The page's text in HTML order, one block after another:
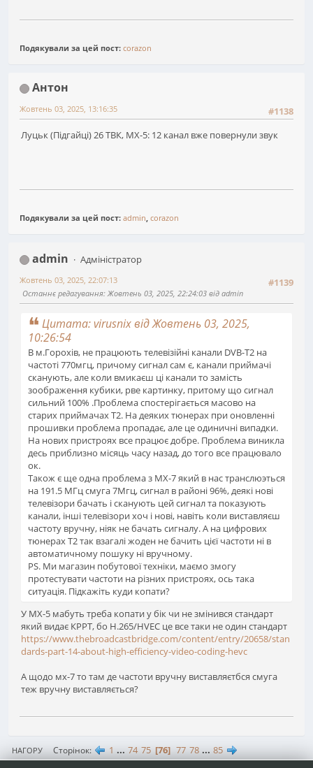
Подякували за цей пост: corazon
Антон
#1138
Жовтень 03, 2025, 13:16:35
Луцьк (Підгайці) 26 ТВК, MX-5: 12 канал вже повернули звук
Подякували за цей пост: admin, corazon
admin
Адміністратор
#1139
Жовтень 03, 2025, 22:07:13
Останнє редагування: Жовтень 03, 2025, 22:24:03 від admin
Цитата: virusnix від Жовтень 03, 2025,
10:26:54
В м.Горохів, не працюють телевізійні канали DVB-T2 на
частоті 770мгц, причому сигнал сам є, канали приймачі
сканують, але коли вмикаєш ці канали то замість
зоображення кубики, рве картинку, притому що сигнал
сильний 100% .Проблема спостерігається масово на
старих приймачах T2. На деяких тюнерах при оновленні
прошивки проблема пропадає, але це одиничні випадки.
На нових пристроях все працює добре. Проблема виникла
десь приблизно місяць часу назад, до того все працювало
ок.
Також є ще одна проблема з MX-7 який в нас транслюэться
на 191.5 МГц смуга 7Мгц, сигнал в районі 96%, деякі нові
телевізори бачать і сканують цей сигнал та показують
канали, інші телевізори хоч і нові, навіть коли виставляєш
частоту вручну, ніяк не бачать сигналу. А на цифрових
тюнерах T2 так взагалі жоден не бачить цієї частоти ні в
автоматичному пошуку ні вручному.
PS. Ми магазин побутової техніки, маємо змогу
протестувати частоти на різних пристроях, ось така
ситуація. Підкажіть куди копати?
У МХ-5 мабуть треба копати у бік чи не змінився стандарт
який видає КРРТ, бо H.265/HVEC це все таки не один стандарт
https://www.thebroadcastbridge.com/content/entry/20658/stan
dards-part-14-about-high-efficiency-video-coding-hevc
А щодо мх-7 то там де частоти вручну виставляєтбся смуга
теж вручну виставляється?
НАГОРУ Сторінок 1 ... 74 75 76 77 78 ... 85